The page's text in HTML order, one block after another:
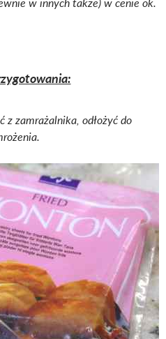
zamrażalnika, odłożyć do